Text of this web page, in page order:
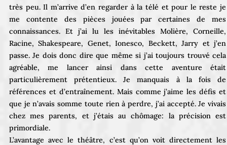
très peu. Il m’arrive d’en regarder à la télé et pour le reste je
me contente des pièces jouées par certaines de mes
connaissances. Et j’ai lu les inévitables Molière, Corneille,
Racine, Shakespeare, Genet, Ionesco, Beckett, Jarry et j’en
passe. Je dois donc dire que même si j’ai toujours trouvé cela
agréable, me lancer ainsi dans cette aventure était
particulièrement prétentieux. Je manquais à la fois de
références et d’entraînement. Mais comme j’aime les défis et
que je n’avais somme toute rien à perdre, j’ai accepté. Je vivais
chez mes parents, et j’étais au chômage: la précision est
primordiale.
L’avantage avec le théâtre, c’est qu’on voit directement les